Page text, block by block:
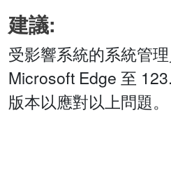
建議:
受影響系統的系統管
Microsoft Edge 至
版本以應對以上問題。